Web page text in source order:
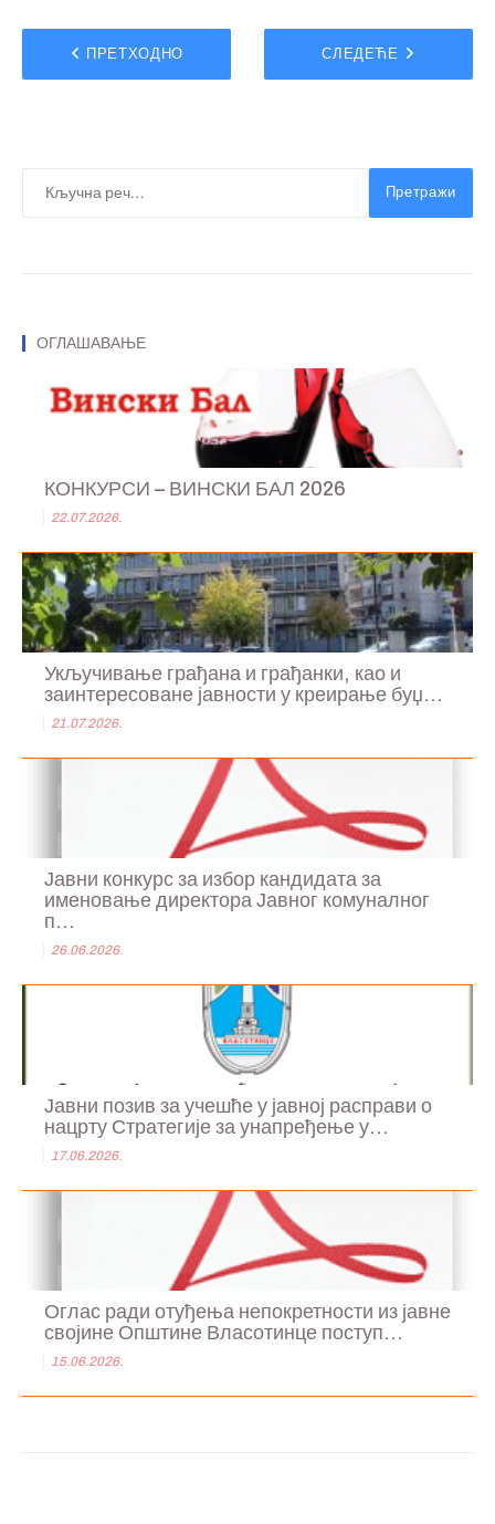
ПРЕТХОДНО СЛЕДЕЋЕ
Претражи
ОГЛАШАВАЊЕ
КОНКУРСИ – ВИНСКИ БАЛ 2026
22.07.2026.
Укључивање грађана и грађанки, као и
заинтересоване јавности у креирање буџ...
21.07.2026.
Јавни конкурс за избор кандидата за
именовање директора Јавног комуналног
п...
26.06.2026.
Јавни позив за учешће у јавној расправи о
нацрту Стратегије за унапређење у...
17.06.2026.
Оглас ради отуђења непокретности из јавне
својине Општине Власотинце поступ...
15.06.2026.